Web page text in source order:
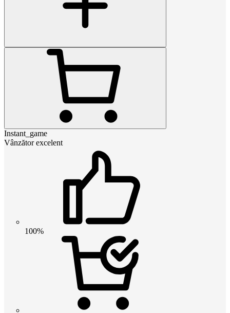
Instant_game
Vânzător excelent
100%